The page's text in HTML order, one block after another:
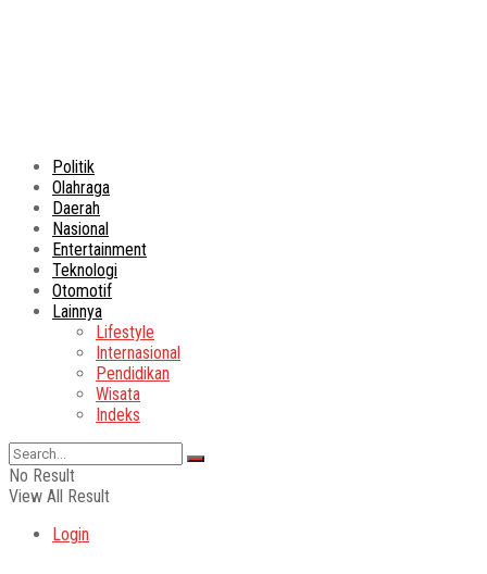
Politik
Olahraga
Daerah
Nasional
Entertainment
Teknologi
Otomotif
Lainnya
Lifestyle
Internasional
Pendidikan
Wisata
Indeks
No Result
View All Result
Login